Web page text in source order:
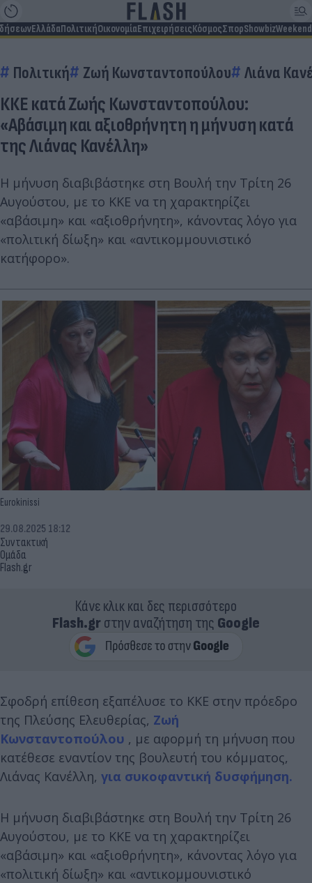
ΕλλάδαΠολιτικήΟικονομίαΕπιχειρήσειςΚόσμοςΣπορShowbizWeekend
Πολιτική Ζωή Κωνσταντοπούλου Λιάνα
ΚΚΕ κατά Ζωής Κωνσταντοπούλου:
«Αβάσιμη και αξιοθρήνητη η μήνυση κατά
της Λιάνας Κανέλλη»
Η μήνυση διαβιβάστηκε στη Βουλή την Τρίτη 26
Αυγούστου, με το ΚΚΕ να τη χαρακτηρίζει
«αβάσιμη» και «αξιοθρήνητη», κάνοντας λόγο για
«πολιτική δίωξη» και «αντικομμουνιστικό
κατήφορο».
Eurokinissi
Συντακτική
Ομάδα
Flash.gr
29.08.2025 18:12
Κάνε κλικ και δες περισσότερο
Flash.grστην αναζήτηση της Google
Σφοδρή επίθεση εξαπέλυσε το ΚΚΕ στην πρόεδρο
της Πλεύσης Ελευθερίας, Ζωή
Κωνσταντοπούλου , με αφορμή τη μήνυση που
κατέθεσε εναντίον της βουλευτή του κόμματος,
Λιάνας Κανέλλη, για συκοφαντική δυσφήμηση.
Η μήνυση διαβιβάστηκε στη Βουλή την Τρίτη 26
Αυγούστου, με το ΚΚΕ να τη χαρακτηρίζει
«αβάσιμη» και «αξιοθρήνητη», κάνοντας λόγο για
«πολιτική δίωξη» και «αντικομμουνιστικό